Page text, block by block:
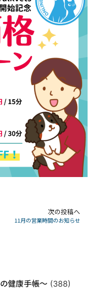
次の投稿へ
11月の営業時間のお知らせ
健康手帳〜 (388)